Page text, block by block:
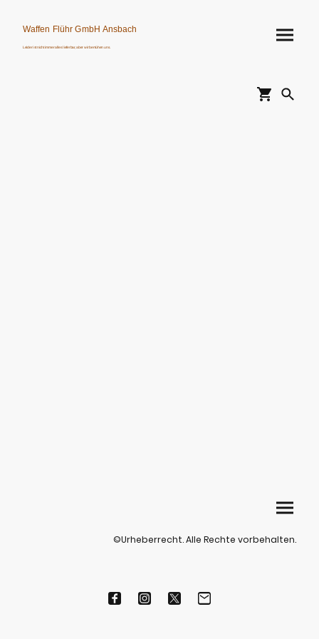
Waffen Flühr GmbH Ansbach
Leider ist nicht immer alles lieferbar, aber wir bemühen uns.
©Urheberrecht. Alle Rechte vorbehalten.